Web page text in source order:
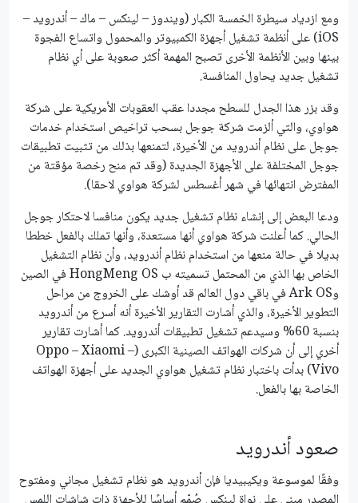
ومع ازدياد سيطرة الخمسة الكبار (ويندوز – لينكس – ماك – أندرويد –
iOS) على أنظمة تشغيل أجهزة الكمبيوتر والمحمول واتساع الفجوة
بينها وبين الأنظمة الأخرى تصبح المهمة أكثر صعوبة على أي نظام
تشغيل جديد يحاول المنافسة.
وقد بزر هذا الجدل للسطح مجددا عقب العقوبات الأمريكية على شركة
هواوي، والتي ألزمت شركة جوجل بسحب تراخيص استخدام خدمات
جوجل على نظام أندرويد من الأخيرة، لتمنعها بذلك من تثبيت تطبيقات
جوجل المختلفة على الأجهزة الجديدة (وقد تم منح رخصة مؤقتة من
المفترض انتهائها في شهر أغسطس لشركة هواوي لاحقا).
ودعا البعض إلى إنشاء نظام تشغيل جديد يكون منافسا لاحتكار جوجل
الحالي. كما أعلنت شركة هواوي أنها مستعدة، وأنها تملك بالفعل خططا
بديلا في حالة منعها من استخدام نظام أندرويد، وأن نظام التشغيل
الخاص بها الذي من المحتمل تسميته ب HongMeng OS في الصين
وArk OS في باقي دول العالم قد أوشك على الخروج من مراحل
التطوير الأخيرة، والذي أشارت التقارير الأخيرة أنه أسرع من أندرويد
بنسبة 60% وسيدعم تشغيل تطبيقات أندرويد. كما أشارت تقارير
أخري إلى أن شركات الهواتف الصينية الكبرى (Oppo – Xiaomi –
Vivo) بدأت باختبار نظام تشغيل هواوي الجديد على أجهزة الهواتف
الخاصة بها بالفعل.
صعود أندرويد
وفقًا لموسوعة ويكيبيديا فإن أندرويد هو نظام تشغيل مجاني ومفتوح